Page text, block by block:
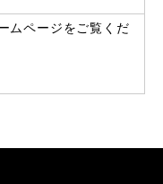
ムページをご覧くだ